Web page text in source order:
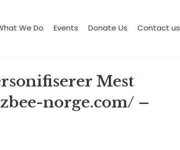
We Do Events Donate Us Contact us
Mest
norge.com/ –